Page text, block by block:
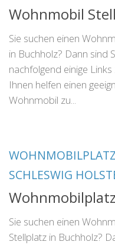
Wohnmobil
Sie suchen einen
in Buchholz? Dann sind
nachfolgend einige
Ihnen helfen einen
Wohnmobil zu...
SCHLESWIG
Sie suchen einen
Stellplatz in Buchholz?